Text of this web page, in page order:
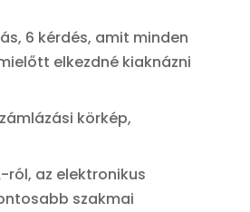
6 kérdés, amit minden
elkezdné kiaknázni
körkép,
ról, az elektronikus
szakmai